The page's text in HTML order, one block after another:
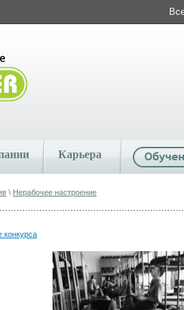
Карьера
\ Нерабочее настроение
конкурса